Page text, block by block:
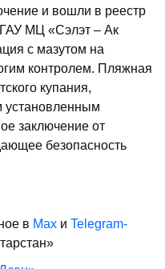
и вошли в реестр
ГАУ МЦ «Сэлэт – Ак
с мазутом на
контролем. Пляжная
купания,
установленным
заключение от
безопасность
в Max и Telegram-